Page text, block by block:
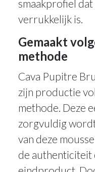
smaakprofiel
verrukkelijk is.
Gemaakt
methode
Cava Pupitre
zijn productie
methode. Deze
zorgvuldig
van deze
de authenticiteit